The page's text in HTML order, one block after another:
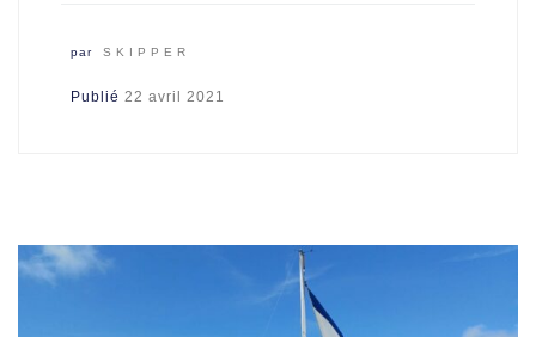
par SKIPPER
Publié22 avril 2021